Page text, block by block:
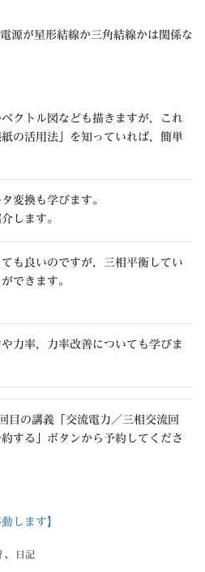
源が星形結線か三角結線かは関係な
クトル図なども描きますが，これ
の活用法」を知っていれば，簡単
変換も学びます。
します。
も良いのですが，三相平衡してい
できます。
力率，力率改善についても学びま
目の講義「交流電力／三相交流回
する」ボタンから予約してくださ
します】
、 日記